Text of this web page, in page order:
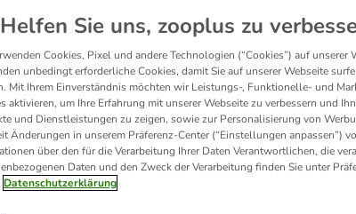
Bedarfsorientierte Ernährung ist so individuell wie Ihr Hund. Josera hat
aus Deutschland hergestellt, dabei wird immer auf eine
been changed
Helfen Sie uns, zooplus zu
Cookies, Pixel und andere Technologien (“Cookies”) auf unserer
unbedingt erforderliche Cookies, damit Sie auf unserer Webseite
Mit Ihrem Einverständnis möchten wir Leistungs-, Funktionelle- und
aktivieren, um Ihre Erfahrung mit unserer Webseite zu verbessern und
und Dienstleistungen zu zeigen, sowie zur Personalisierung von
Änderungen in unserem Präferenz-Center (“Einstellungen anpassen”)
über den für die Verarbeitung Ihrer Daten Verantwortlichen, die
Daten und den Zweck der Verarbeitung finden Sie unter
Datenschutzerklärung